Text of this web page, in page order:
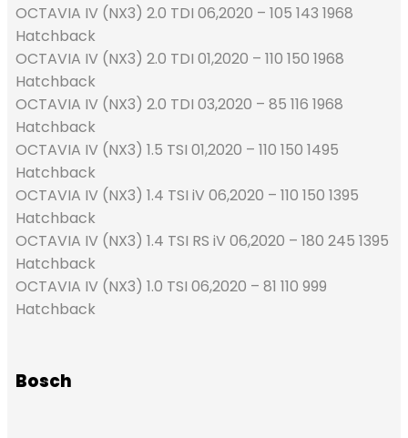
OCTAVIA IV (NX3) 2.0 TDI 06,2020 – 105 143 1968
Hatchback
OCTAVIA IV (NX3) 2.0 TDI 01,2020 – 110 150 1968
Hatchback
OCTAVIA IV (NX3) 2.0 TDI 03,2020 – 85 116 1968
Hatchback
OCTAVIA IV (NX3) 1.5 TSI 01,2020 – 110 150 1495
Hatchback
OCTAVIA IV (NX3) 1.4 TSI iV 06,2020 – 110 150 1395
Hatchback
OCTAVIA IV (NX3) 1.4 TSI RS iV 06,2020 – 180 245 1395
Hatchback
OCTAVIA IV (NX3) 1.0 TSI 06,2020 – 81 110 999
Hatchback
Bosch